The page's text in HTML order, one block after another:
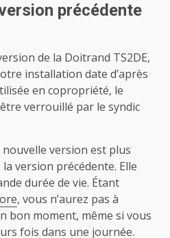
précédente
de la Doitrand TS2DE,
installation date d’après
en copropriété, le
verrouillé par le syndic
version est plus
version précédente. Elle
durée de vie. Étant
, vous n’aurez pas à
bon moment, même si vous
fois dans une journée.